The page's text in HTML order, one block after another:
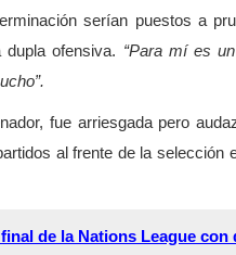
serían puestos a
ofensiva. “Para mí es
fue arriesgada pero
al frente de la selección
de la Nations League con